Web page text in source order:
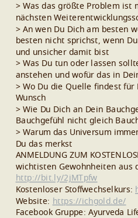
> Was das größte Problem ist
nächsten
> An wen Du Dich am besten
besten nicht sprichst, wenn
und unsicher damit bist
> Was Du tun oder lassen
anstehen und wofür das in
> Wo Du die Quelle findest für
Wunsch
> Wie Du Dich an Dein
Bauchgefühl nicht gleich
> Warum das Universum
Du das merkst
ANMELDUNG ZUM
wichtisten Gewohnheiten aus
http://bit.ly/2jMTpfw
Kostenloser Stoffwechselkurs:
Website: https://ichgold.de/
Facebook Gruppe: Ayurveda